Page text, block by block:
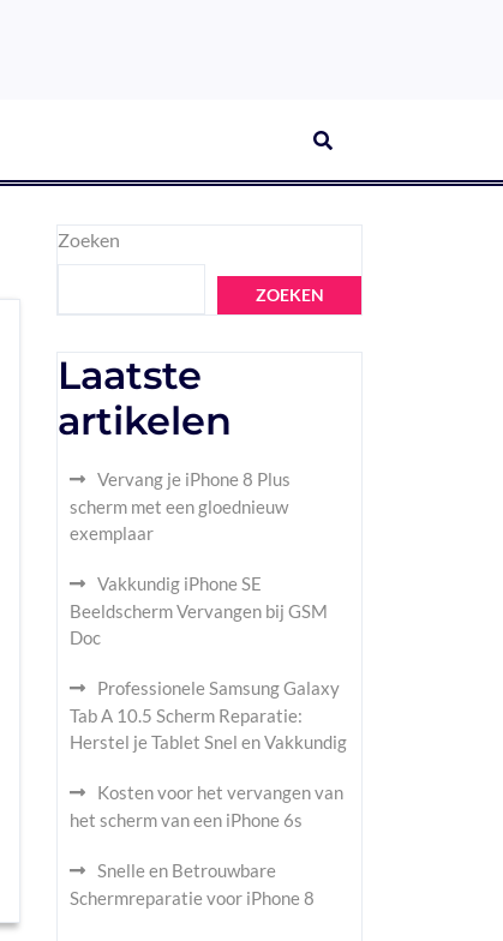
Zoeken
ZOEKEN
Laatste
artikelen
Vervang je iPhone 8 Plus
scherm met een gloednieuw
exemplaar
Vakkundig iPhone SE
Beeldscherm Vervangen bij GSM
Doc
Professionele Samsung Galaxy
Tab A 10.5 Scherm Reparatie:
Herstel je Tablet Snel en Vakkundig
Kosten voor het vervangen van
het scherm van een iPhone 6s
Snelle en Betrouwbare
Schermreparatie voor iPhone 8